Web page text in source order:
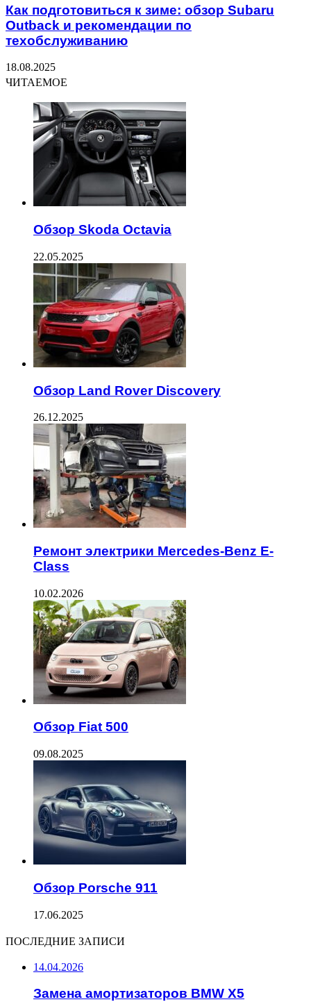
Как подготовиться к зиме: обзор Subaru
Outback и рекомендации по
техобслуживанию
18.08.2025
ЧИТАЕМОЕ
Обзор Skoda Octavia
22.05.2025
Обзор Land Rover Discovery
26.12.2025
Ремонт электрики Mercedes-Benz E-
Class
10.02.2026
Обзор Fiat 500
09.08.2025
Обзор Porsche 911
17.06.2025
ПОСЛЕДНИЕ ЗАПИСИ
14.04.2026
Замена амортизаторов BMW X5